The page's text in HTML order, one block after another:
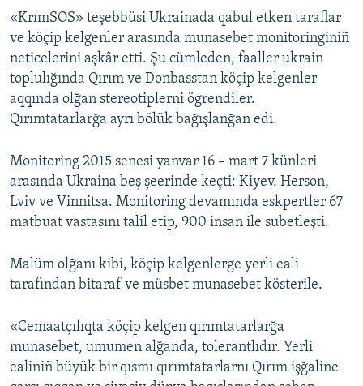
RFE/RS bütün saytları
«KrımSOS» teşebbüsi Ukrainada qabul etken taraflar
ve köçip kelgenler arasında munasebet monitoringiniñ
neticelerini aşkâr etti. Şu cümleden, faaller ukrain
toplulığında Qırım ve Donbasstan köçip kelgenler
aqqında olğan stereotiplerni ögrendiler.
Qırımtatarlarğa ayrı bölük bağışlanğan edi.
Monitoring 2015 senesi yanvar 16 – mart 7 künleri
arasında Ukraina beş şeerinde keçti: Kiyev. Herson,
Lviv ve Vinnitsa. Monitoring devamında eskpertler 67
matbuat vastasını talil etip, 900 insan ile subetleşti.
Malüm olğanı kibi, köçip kelgenlerge yerli eali
tarafından bitaraf ve müsbet munasebet kösterile.
«Cemaatçılıqta köçip kelgen qırımtatarlarğa
munasebet, umumen alğanda, tolerantlıdır. Yerli
ealiniñ büyük bir qısmı qırımtatarlarnı Qırım işğaline